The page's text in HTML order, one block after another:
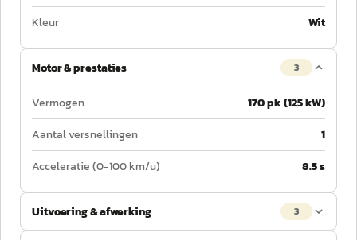
Kleur
Wit
Motor & prestaties 3
Vermogen
170 pk (125 kW)
Aantal versnellingen
1
Acceleratie (0-100 km/u)
8.5 s
Uitvoering & afwerking 3